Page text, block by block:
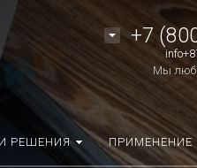
+7
Мы
РЕШЕНИЯ ПРИМЕНЕНИЕ